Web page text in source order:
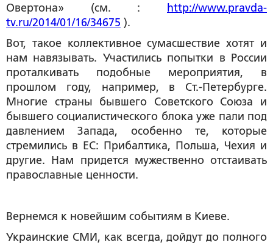
Овертона» (см. :
http://www.pravda-
tv.ru/2014/01/16/34675 ).
Вот, такое коллективное сумасшествие хотят и
нам навязывать. Участились попытки в России
проталкивать подобные мероприятия, в
прошлом году, например, в Ст.-Петербурге.
Многие страны бывшего Советского Союза и
бывшего социалистического блока уже пали под
давлением Запада, особенно те, которые
стремились в ЕС: Прибалтика, Польша, Чехия и
другие. Нам придется мужественно отстаивать
православные ценности.
Вернемся к новейшим событиям в Киеве.
Украинские СМИ, как всегда, дойдут до полного